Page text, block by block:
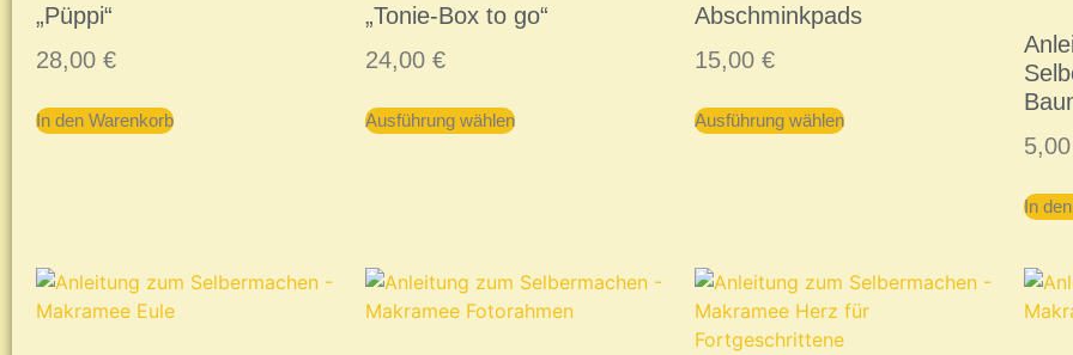
„Püppi“
28,00 €
In den Warenkorb
„Tonie-Box to go“
24,00 €
Ausführung wählen
Abschminkpads
15,00 €
Ausführung wählen
5,00
In